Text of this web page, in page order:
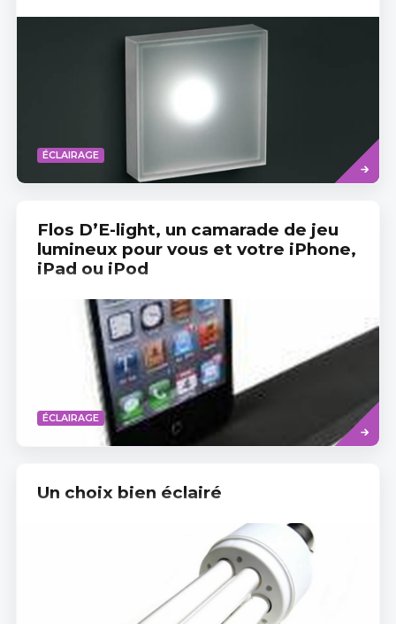
ÉCLAIRAGE
more
Flos D’E-light, un camarade de jeu
lumineux pour vous et votre iPhone,
iPad ou iPod
ÉCLAIRAGE
Read
more
Un choix bien éclairé